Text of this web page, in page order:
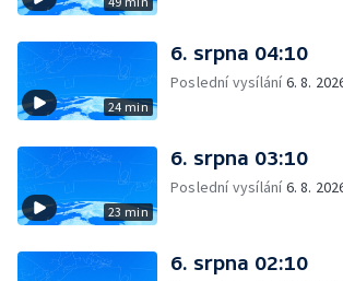
24 min
6. srpna 04:10
Poslední vysílání6. 8.
23 min
6. srpna 03:10
Poslední vysílání6. 8.
6. srpna 02:10